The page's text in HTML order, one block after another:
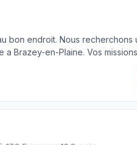
bon endroit. Nous recherchons
Brazey-en-Plaine. Vos